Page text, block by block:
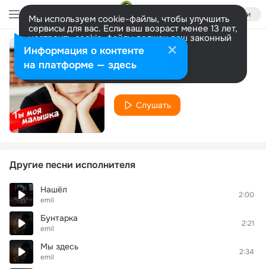
Войти
Мы используем cookie-файлы, чтобы улучшить
сервисы для вас. Если ваш возраст менее 13 лет,
настроить cookie-файлы должен ваш законный
представитель. Больше информации
Разрешить все Настроить
Малышка
emil
Слушать
Другие песни исполнителя
Нашёл
emil
2:00
Бунтарка
emil
2:21
Мы здесь
emil
2:34
Информация о контенте
на платформе — здесь